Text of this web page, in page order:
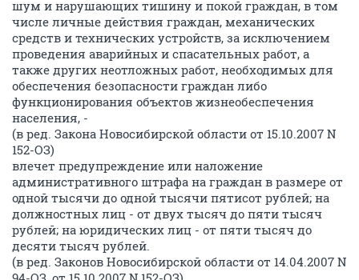
шум и нарушающих тишину и покой граждан, в том
числе личные действия граждан, механических
средств и технических устройств, за исключением
проведения аварийных и спасательных работ, а
также других неотложных работ, необходимых для
обеспечения безопасности граждан либо
функционирования объектов жизнеобеспечения
населения, -
(в ред. Закона Новосибирской области от 15.10.2007 N
152-ОЗ)
влечет предупреждение или наложение
административного штрафа на граждан в размере от
одной тысячи до одной тысячи пятисот рублей; на
должностных лиц - от двух тысяч до пяти тысяч
рублей; на юридических лиц - от пяти тысяч до
десяти тысяч рублей.
(в ред. Законов Новосибирской области от 14.04.2007 N